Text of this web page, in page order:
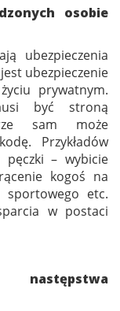
osobie
ubezpieczenia
ubezpieczenie
prywatnym.
być stroną
sam może
Przykładów
– wybicie
kogoś na
sportowego etc.
w postaci